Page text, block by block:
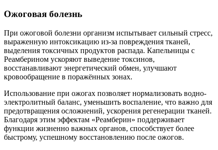
Ожоговая болезнь
При ожоговой болезни организм испытывает сильный стресс,
выраженную интоксикацию из-за повреждения тканей,
выделения токсичных продуктов распада. Капельницы с
Реамберином ускоряют выведение токсинов,
восстанавливают энергетический обмен, улучшают
кровообращение в поражённых зонах.
Использование при ожогах позволяет нормализовать водно-
электролитный баланс, уменьшить воспаление, что важно для
предотвращения осложнений, ускорения регенерации тканей.
Благодаря этим эффектам «Реамберин» поддерживает
функции жизненно важных органов, способствует более
быстрому, успешному восстановлению после ожогов.